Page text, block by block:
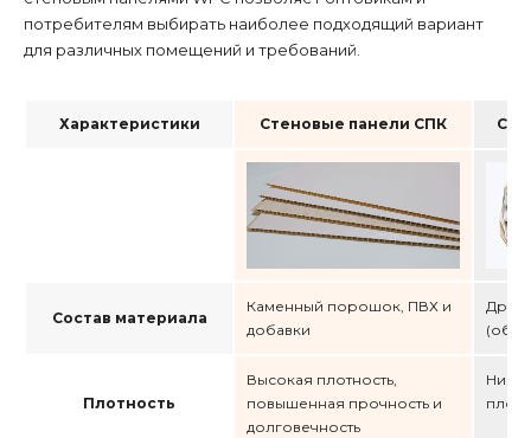
потребителям выбирать наиболее подходящий вариант
для различных помещений и требований.
Характеристики Стеновые панели СПК
Состав материала
Каменный порошок, ПВХ и
добавки
Плотность
Высокая плотность,
повышенная прочность и
долговечность